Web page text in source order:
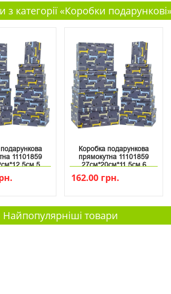
з категорії «Коробки
11101859
5
Коробка подарункова
прямокутна 11101859
27см*20см*11.5см 6
162.00 грн.
Найпопулярніші товари